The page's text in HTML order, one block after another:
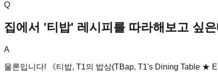
Q
집에서 '티밥' 레시피를 따라해보고 싶
A
물론입니다! 《티밥, T1의 밥상(TBap, T1's Dining Table ★